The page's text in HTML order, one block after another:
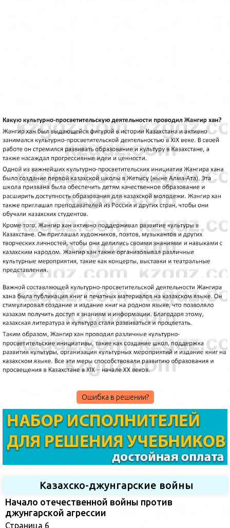
Ошибка в решении?
Казахско-джунгарские войны
Начало отечественной войны против
джунгарской агрессии
Страница 6